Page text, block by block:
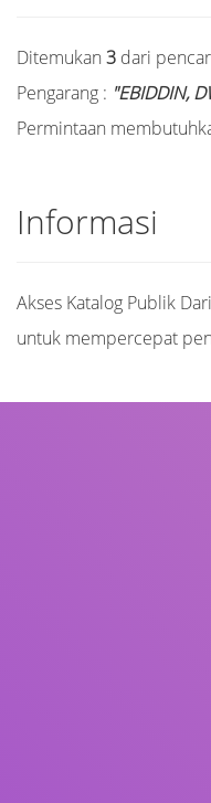
Ditemukan 3 dari
Pengarang : "EBIDDIN,
Permintaan
Informasi
Akses Katalog Publik
untuk mempercepat